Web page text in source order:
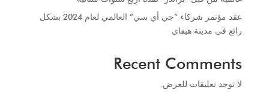
عقد مؤتمر شركاء “جي أي سي” العالمي لعام 2024 بشكل
رائع في مدينة هيفاي
Recent Comments
لا توجد تعليقات للعرض.